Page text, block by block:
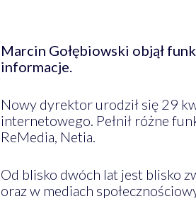
Marcin Gołębiowski objął
informacje.
Nowy dyrektor urodził się 29
internetowego. Pełnił różne
ReMedia, Netia.
Od blisko dwóch lat jest blisko
oraz w mediach